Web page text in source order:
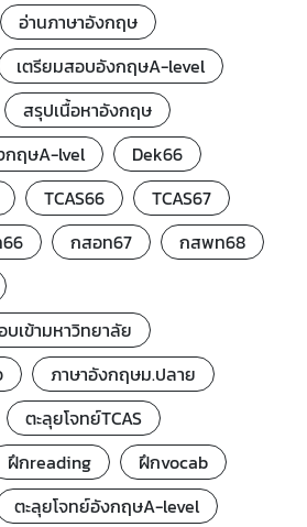
อ่านภาษาอังกฤษ
เตรียมสอบอังกฤษA-level
สรุปเนื้อหาอังกฤษ
กฤษA-lvel
Dek66
TCAS66
TCAS67
กสอท67
กสพท68
เข้ามหาวิทยาลัย
ภาษาอังกฤษม.ปลาย
ตะลุยโจทย์TCAS
ฝึกreading
ฝึกvocab
ตะลุยโจทย์อังกฤษA-level